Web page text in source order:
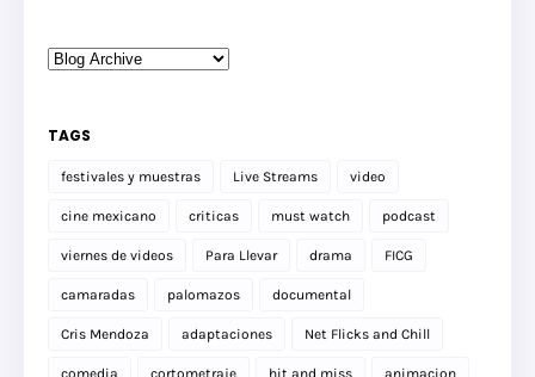
TAGS
festivales y muestras Live Streams video
cine mexicano criticas must watch podcast
viernes de videos Para Llevar drama FICG
camaradas palomazos documental
Cris Mendoza adaptaciones Net Flicks and Chill
comedia cortometraje hit and miss animacion